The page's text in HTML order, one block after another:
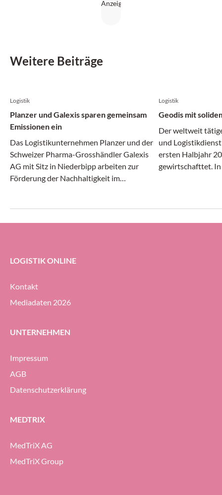
Weitere Beiträge
Logistik
Planzer und Galexis sparen gemeinsam
Emissionen ein
Das Logistikunternehmen Planzer und der
Schweizer Pharma-Grosshändler Galexis
AG mit Sitz in Niederbipp arbeiten zur
Förderung der Nachhaltigkeit im
Logistik
Geodis mit
Der weltweit
und
ersten Halbjahr
gewirtschafttet.
Prozent halten
LOGISTIK ONLINE
Kontakt
Mediadaten 2026
UNTERNEHMEN
Impressum
AGB
Datenschutzerklärung
MEDTRIX
MedTriX AG
MedTriX Group